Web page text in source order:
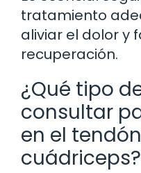
tratamiento
aliviar el dolor y
recuperación.
¿Qué tipo
consultar
en el
cuádriceps?